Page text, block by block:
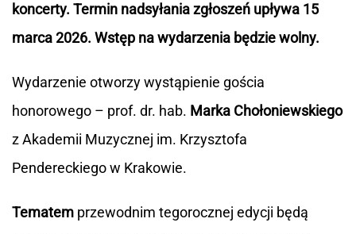
koncerty. Termin nadsyłania zgłoszeń upływa 15
marca 2026. Wstęp na wydarzenia będzie wolny.
Wydarzenie otworzy wystąpienie gościa
honorowego – prof. dr. hab. Marka Chołoniewskiego
z Akademii Muzycznej im. Krzysztofa
Pendereckiego w Krakowie.
Tematem przewodnim tegorocznej edycji będą